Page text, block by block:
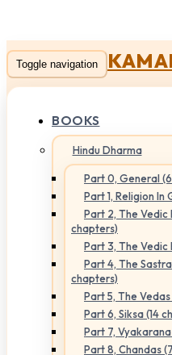
Toggle navigation
BOOKS
Hindu Dharma
Part 0, General
Part 1, Religion In
Part 2, The Vedic
chapters)
Part 3, The Vedic
Part 4, The
chapters)
Part 5, The
Part 6, Siksa (14
Part 7,
Part 8, Chandas